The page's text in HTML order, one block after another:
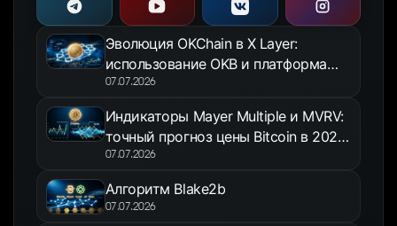
Эволюция OKChain в X Layer:
использование OKB и платформа
OKX Jumpstart в 2026 году
07.07.2026
Индикаторы Mayer Multiple и MVRV:
точный прогноз цены Bitcoin в 2026
году
07.07.2026
Алгоритм Blake2b
07.07.2026